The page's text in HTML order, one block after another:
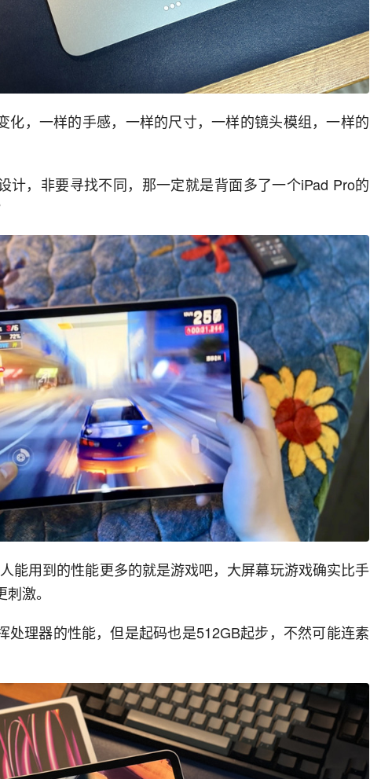
化，一样的手感，一样的尺寸，一样的镜头模组，一样的
计，非要寻找不同，那一定就是背面多了一个iPad Pro的
能用到的性能更多的就是游戏吧，大屏幕玩游戏确实比手
激。
处理器的性能，但是起码也是512GB起步，不然可能连素